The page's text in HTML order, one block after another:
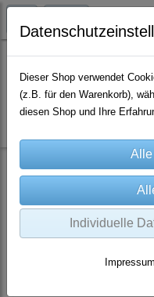
Es wurden leider keine
Rechtliches
Dieser Shop verwendet
(z.B. für den Warenkorb),
diesen Shop und Ihre
Individuelle
Impressum